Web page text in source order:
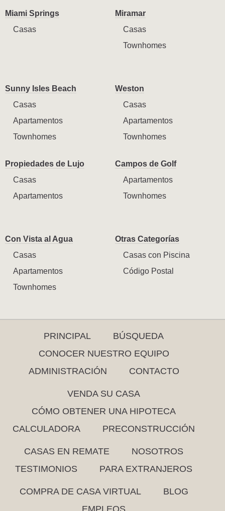
Miami Springs
Casas
Miramar
Casas
Townhomes
Sunny Isles Beach
Casas
Apartamentos
Townhomes
Weston
Casas
Apartamentos
Townhomes
Propiedades de Lujo
Casas
Apartamentos
Campos de Golf
Apartamentos
Townhomes
Con Vista al Agua
Casas
Apartamentos
Townhomes
Otras Categorías
Casas con Piscina
Código Postal
PRINCIPAL
BÚSQUEDA
CONOCER NUESTRO EQUIPO
ADMINISTRACIÓN
CONTACTO
VENDA SU CASA
CÓMO OBTENER UNA HIPOTECA
CALCULADORA
PRECONSTRUCCIÓN
CASAS EN REMATE
NOSOTROS
TESTIMONIOS
PARA EXTRANJEROS
COMPRA DE CASA VIRTUAL
BLOG
EMPLEOS